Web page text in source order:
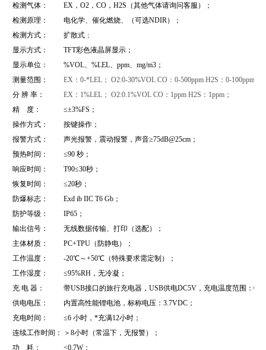
检测气体：
EX，O2，CO，H2S（其他气体请询问客服）；
检测原理：
电化学、催化燃烧、（可选NDIR）；
检测方式：
扩散式 ；
显示方式：
TFT彩色液晶屏显示；
显示单位：
%VOL、%LEL、ppm、mg/m3；
测量范围：
EX：0-*LEL； O2:0-30%VOL CO：0-500ppm H2S：0-100ppm；
分 辨 率：
EX：1%LEL； O2:0.1%VOL CO：1ppm H2S：1ppm；
精 度：
≤±3%FS；
操作方式：
按键操作；
报警方式：
声光报警，震动报警，声音≥75dB@25cm；
预热时间：
≤90 秒；
响应时间：
T90≤30秒；
恢复时间：
≤20秒；
防爆标志：
Exd ib IIC T6 Gb ；
防护等级：
IP65；
输出信号：
无线数据传输、打印（选配）；
主体材质：
PC+TPU（防静电）；
工作温度：
-20℃～+50℃（特殊要求需定制）；
工作湿度：
≤95%RH，无冷凝；
充 电 器：
带USB接口的旅行充电器，USB供电DC5V，充电温度范围：0
供电电压：
内置高性能锂电池，标称电压：3.7VDC；
充电时间：
≤6 小时，*充满12小时；
连续工作时间：
＞8小时（常温下，无报警）；
功 耗：
<0.7W；